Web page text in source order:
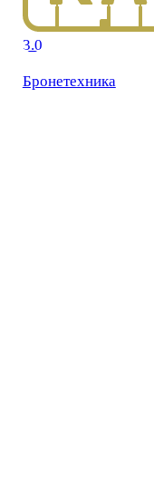
3.0
Бронетехника